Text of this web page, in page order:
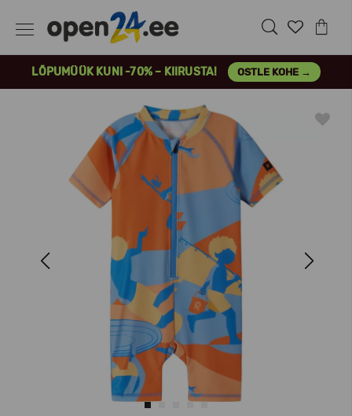
LÕPUMÜÜK KUNI -70% – KIIRUSTA! OSTLE KOHE →
Next